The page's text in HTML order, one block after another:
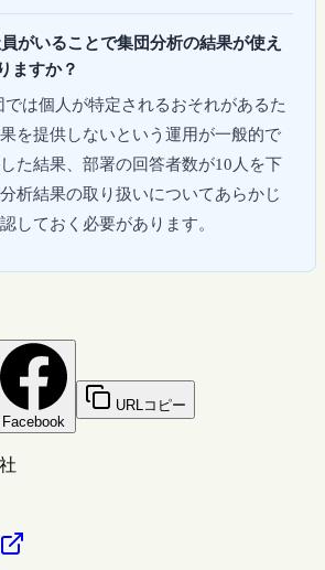
がいることで集団分析の結果が使え
ますか？
では個人が特定されるおそれがあるた
を提供しないという運用が一般的で
た結果、部署の回答者数が10人を下
析結果の取り扱いについてあらかじ
しておく必要があります。
Facebook
URLコピー